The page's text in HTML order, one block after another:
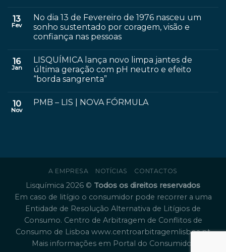
13
Fev
No dia 13 de Fevereiro de 1976 nasceu um
sonho sustentado por coragem, visão e
confiança nas pessoas
16
Jan
LISQUÍMICA lança novo limpa jantes de
última geração com pH neutro e efeito
“borda sangrenta”
10
Nov
PMB – LIS | NOVA FÓRMULA
A EMPRESA NOTÍCIAS CONTACTOS
Lisquímica 2026 © Todos os direitos reservados
Em caso de litígio o consumidor pode recorrer a uma
Entidade de Resolução Alternativa de Litígios de
Consumo. Centro de Arbitragem de Conflitos de
Consumo de Lisboa www.centroarbitragemlisboa.pt
Mais informações em Portal do Consumidor